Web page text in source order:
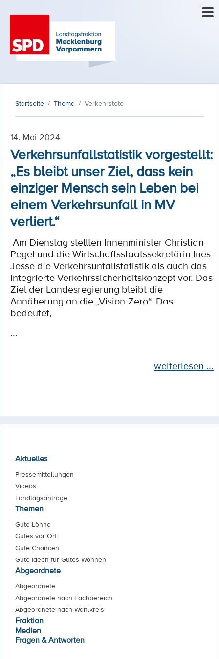
Startseite Thema Verkehrstote
14. Mai 2024
Verkehrsunfallstatistik vorgestellt:
„Es bleibt unser Ziel, dass kein
einziger Mensch sein Leben bei
einem Verkehrsunfall in MV
verliert.“
Am Dienstag stellten Innenminister Christian
Pegel und die Wirtschaftsstaatssekretärin Ines
Jesse die Verkehrsunfallstatistik als auch das
Integrierte Verkehrssicherheitskonzept vor. Das
Ziel der Landesregierung bleibt die
Annäherung an die „Vision-Zero“. Das
bedeutet,
...
weiterlesen ...
Aktuelles
Pressemitteilungen
Videos
Landtagsanträge
Themen
Gute Löhne
Gutes vor Ort
Gute Chancen
Gute Ideen für Gutes Wohnen
Abgeordnete
Abgeordnete
Abgeordnete nach Fachbereich
Abgeordnete nach Wahlkreis
Fraktion
Medien
Fragen & Antworten